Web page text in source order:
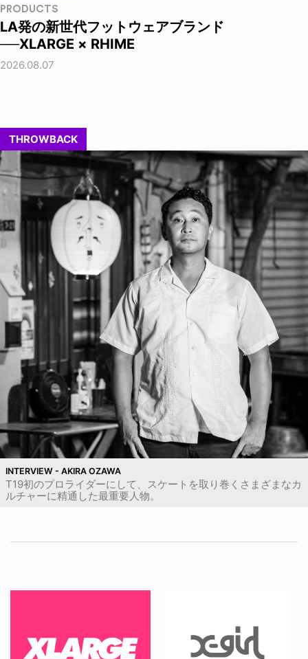
PRODUCTS
LA発の新世代フットウェアブランド
──XLARGE × RHIME
2026.08.07
THROWBACK
INTERVIEW - AKIRA OZAWA
T19初のプロライダーにして、スケートを取り巻くさまざまなカ
ルチャーに精通した最重要人物。